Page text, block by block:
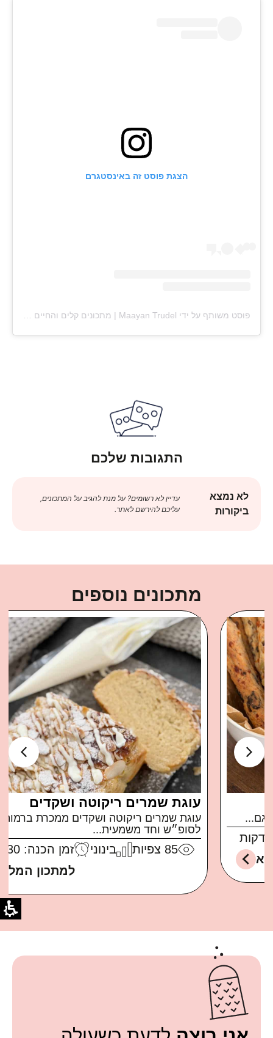
הצגת פוסט זה באינסטגרם
פוסט משותף על ידי ‏‎Maayan Trudel | מתכונים קלים והחיים עצמם‎‏ (@‏‎maayan.shtrudel‎‏)
התגובות שלכם
לא נמצא
ביקורות
עדיין לא רשומים? על מנת להגיב על המתכונים,
עליכם להירשם לאתר.
מתכונים נוספים
עוגת שמרים ריקוטה ושקדים
עוגת שמרים ריקוטה ושקדים ממכרת ברמות בול
לסופ״ש וחד משמעית...
צפיות בינוני
זמן הכנה: 30 דקות
למתכון המלא